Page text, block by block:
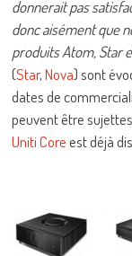
donnerait pas
donc aisément que
produits Atom, Star
(Star,Nova) sont
dates de
peuvent être
Uniti Coreest déjà